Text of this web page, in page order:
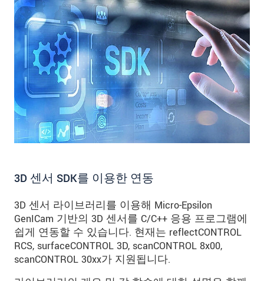
3D 센서 SDK를 이용한 연동
3D 센서 라이브러리를 이용해 Micro-Epsilon
GenICam 기반의 3D 센서를 C/C++ 응용 프로그램에
쉽게 연동할 수 있습니다. 현재는 reflectCONTROL
RCS, surfaceCONTROL 3D, scanCONTROL 8x00,
scanCONTROL 30xx가 지원됩니다.